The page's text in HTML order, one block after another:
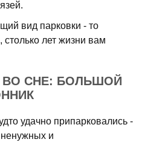
вид парковки - то
лет жизни вам
ВО СНЕ: БОЛЬШОЙ
удачно припарковались -
ненужных и